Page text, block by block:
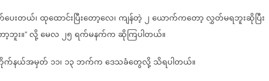
ပေးတယ်၊ထုထောင်းပြီးတော့လေ၊ကျန်တဲ့၂ယောက်ကတော့လွှတ်မရဘူးဆိုပြီး
ာ့ဘူး။” လို့မေလ၂၅ရက်မနက်ကဆိုကြပါတယ်။
နယ်အမှတ် ၁၁၊ ၁၃ဘက်ကဒေသခံတွေလို့သိရပါတယ်။